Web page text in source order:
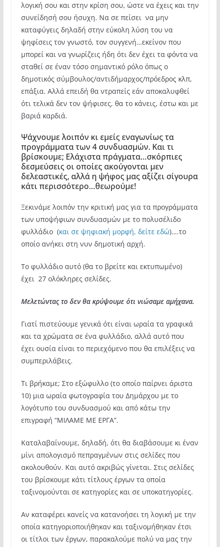
λογική σου και στην κρίση σου, ώστε να έχεις και την
συνείδησή σου ήσυχη. Να σε πείσει να μην
καταφύγεις δηλαδή στην εύκολη λύση του να
ψηφίσεις τον γνωστό, τον συγγενή…εκείνον που
μπορεί και να γνωρίζεις ήδη ότι δεν έχει τα φόντα να
σταθεί σε έναν τόσο σημαντικό ρόλο όπως ο
δημοτικός σύμβουλος/αντιδήμαρχος/πρόεδρος κλπ,
επάξια. Αλλά επειδή θα ντραπείς εάν αποκαλυφθεί
ότι τελικά δεν τον ψήφισες, θα το κάνεις, έστω και με
βαριά καρδιά.
Ψάχνουμε λοιπόν κι εμείς εναγωνίως τα
προγράμματα των 4 συνδυασμών. Και τι
βρίσκουμε; Ελάχιστα πράγματα…σκόρπιες
δεσμεύσεις οι οποίες ακούγονται μεν
δελεαστικές, αλλά η ψήφος μας αξίζει σίγουρα
κάτι περισσότερο…θεωρούμε!
Ξεκινάμε λοιπόν την κριτική μας για τα προγράμματα
των υποψήφιων συνδυασμών με το πολυσέλιδο
φυλλάδιο (και σε ψηφιακή μορφή, δείτε εδώ)….το
οποίο ανήκει στη νυν δημοτική αρχή.
Το φυλλάδιο αυτό (θα το βρείτε και εκτυπωμένο)
έχει 27 ολόκληρες σελίδες.
Μελετώντας το δεν θα κρύψουμε ότι νιώσαμε αμήχανα.
Γιατί πιστεύουμε γενικά ότι είναι ωραία τα γραφικά
και τα χρώματα σε ένα φυλλάδιο, αλλά αυτό που
έχει ουσία είναι το περιεχόμενο που θα επιλέξεις να
συμπεριλάβεις.
Τι βρήκαμε; Στο εξώφυλλο (το οποίο παίρνει άριστα
10) μια ωραία φωτογραφία του Δημάρχου με το
λογότυπο του συνδυασμού και από κάτω την
επιγραφή “ΜΙΛΑΜΕ ΜΕ ΕΡΓΑ”.
Καταλαβαίνουμε, δηλαδή, ότι θα διαβάσουμε κι έναν
μίνι απολογισμό πεπραγμένων στις σελίδες που
ακολουθούν. Και αυτό ακριβώς γίνεται. Στις σελίδες
του βρίσκουμε κάτι τίτλους έργων τα οποία
ταξινομούνται σε κατηγορίες και σε υποκατηγορίες.
Αν καταφέρει κανείς να κατανοήσει τη λογική με την
οποία κατηγοριοποιήθηκαν και ταξινομήθηκαν έτσι
οι τίτλοι των έργων, παρακαλούμε πολύ να μας την